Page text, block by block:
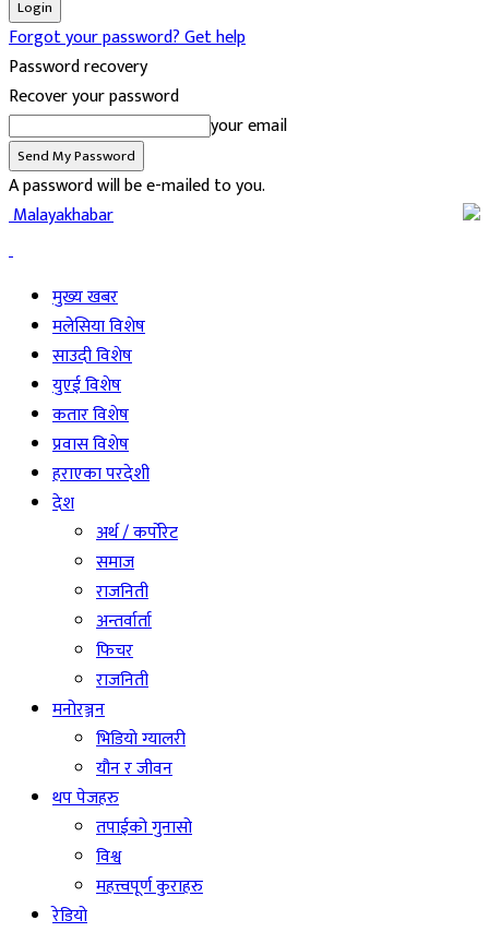
Forgot your password? Get help
Password recovery
Recover your password
your email
A password will be e-mailed to you.
Malayakhabar
मुख्य खबर
मलेसिया विशेष
साउदी विशेष
युएई विशेष
कतार विशेष
प्रवास विशेष
हराएका परदेशी
देश
अर्थ / कर्पोरेट
समाज
राजनिती
अन्तर्वार्ता
फिचर
राजनिती
मनोरञ्जन
भिडियो ग्यालरी
यौन र जीवन
थप पेजहरु
तपाईको गुनासो
विश्व
महत्त्वपूर्ण कुराहरु
रेडियो